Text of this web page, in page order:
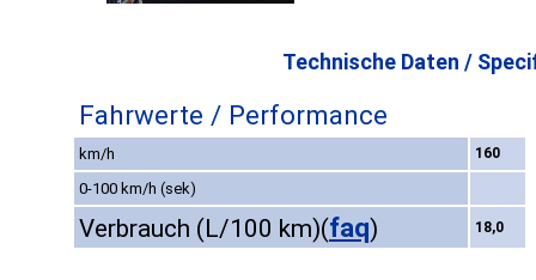
Technische Daten /
Fahrwerte / Performance
km/h 160
0-100 km/h (sek)
Verbrauch (L/100 km)(faq) 18,0